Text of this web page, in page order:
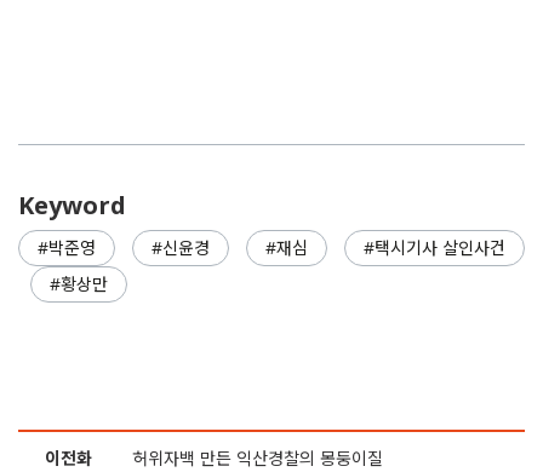
Keyword
박준영 신윤경 재심
택시기사 살인사건
황상만
이전화 허위자백 만든 익산경찰의 몽둥이질